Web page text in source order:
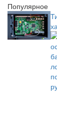
Популярное